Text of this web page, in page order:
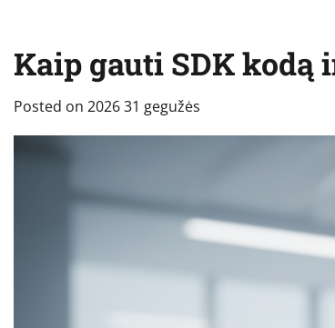
Kaip gauti SDK
Posted on 2026 31 gegužės